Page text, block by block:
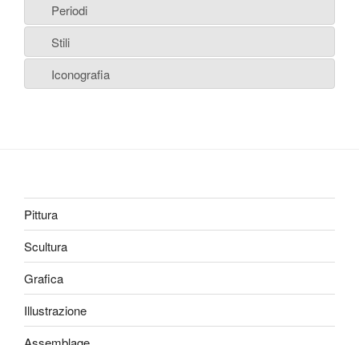
Periodi
Stili
Iconografia
Pittura
Scultura
Grafica
Illustrazione